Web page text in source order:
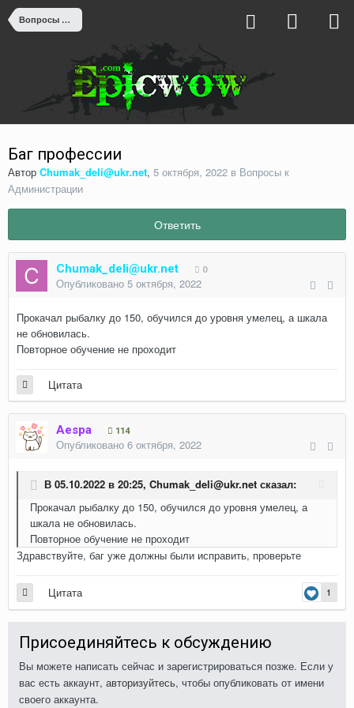
Вопросы к Администрации
Баг профессии
Автор Chumak_deli@ukr.net, 5 октября, 2022 в Вопросы к
Администрации
Ответить
Chumak_deli@ukr.net 0
Опубликовано 5 октября, 2022
Прокачал рыбалку до 150, обучился до уровня умелец, а шкала
не обновилась.
Повторное обучение не проходит
Цитата
Aespa 114
Опубликовано 6 октября, 2022
В 05.10.2022 в 20:25, Chumak_deli@ukr.net сказал:
Прокачал рыбалку до 150, обучился до уровня умелец, а
шкала не обновилась.
Повторное обучение не проходит
Здравствуйте, баг уже должны были исправить, проверьте
1
Цитата
Присоединяйтесь к обсуждению
Вы можете написать сейчас и зарегистрироваться позже. Если у
вас есть аккаунт, авторизуйтесь, чтобы опубликовать от имени
своего аккаунта.